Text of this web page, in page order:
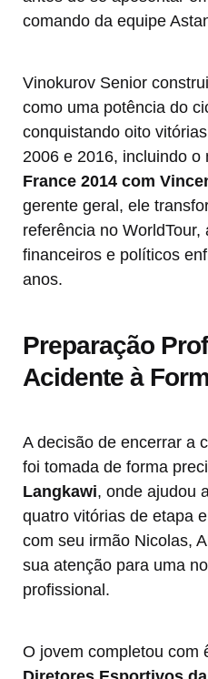
comando da equipe
Vinokurov Senior
como uma potência do
conquistando oito
2006 e 2016, incluindo o
France 2014 com
gerente geral, ele
referência no
financeiros e políticos
anos.
Preparação
Acidente à
A decisão de encerrar a
foi tomada de forma
Langkawi, onde ajudou
quatro vitórias de etapa
com seu irmão Nicolas,
sua atenção para uma
profissional.
O jovem completou com